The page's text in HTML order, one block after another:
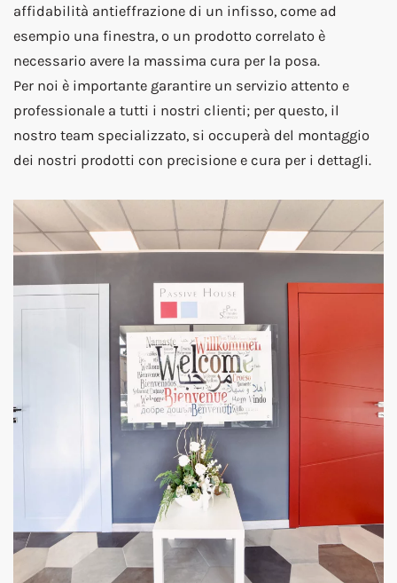
affidabilità antieffrazione di un infisso, come ad
esempio una finestra, o un prodotto correlato è
necessario avere la massima cura per la posa.
Per noi è importante garantire un servizio attento e
professionale a tutti i nostri clienti; per questo, il
nostro team specializzato, si occuperà del montaggio
dei nostri prodotti con precisione e cura per i dettagli.